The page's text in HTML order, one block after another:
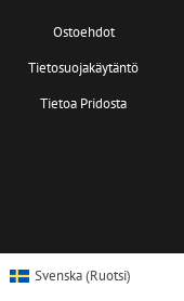
Ostoehdot
Tietosuojakäytäntö
Tietoa Pridosta
Svenska(Ruotsi)